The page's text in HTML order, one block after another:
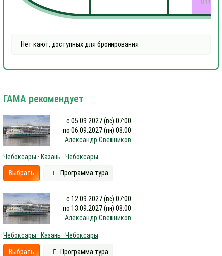
011
Нет кают, доступных для бронирования
ГАМА рекомендует
с 05.09.2027 (вс) 07:00
по 06.09.2027 (пн) 08:00
Александр Свешников
Чебоксары · Казань · Чебоксары
Выбрать Программа тура
с 12.09.2027 (вс) 07:00
по 13.09.2027 (пн) 08:00
Александр Свешников
Чебоксары · Казань · Чебоксары
Выбрать Программа тура